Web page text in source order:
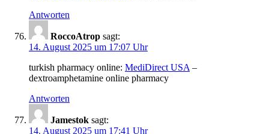
Antworten
RoccoAtrop sagt:
14. August 2025 um 17:07 Uhr
turkish pharmacy online: MediDirect USA –
dextroamphetamine online pharmacy
Antworten
Jamestok sagt:
14. August 2025 um 17:41 Uhr